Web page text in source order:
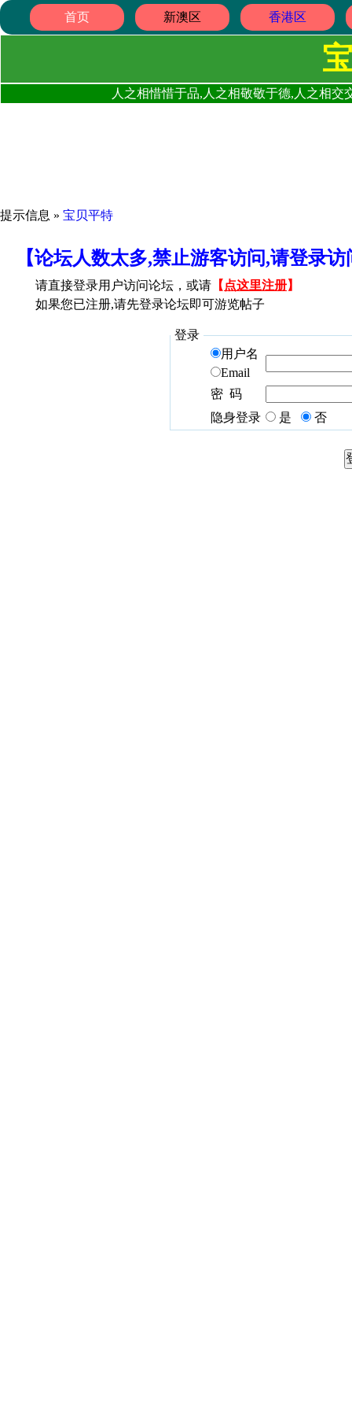
首页 新澳区 香港区
人之相惜惜于品,人之相敬敬于德,人之相
提示信息 » 宝贝平特
【论坛人数太多,禁止游客访问,请登录
请直接登录用户访问论坛，或请 【 点这里注册】
如果您已注册,请先登录论坛即可游览帖子
登录
用户名
Email
密 码
隐身登录
是 否